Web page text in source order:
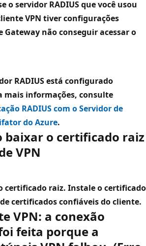
o servidor RADIUS que você usou
VPN tiver configurações
Gateway não conseguir acessar o
RADIUS está configurado
mais informações, consulte
RADIUS com o Servidor de
do Azure.
baixar o certificado raiz
VPN
certificado raiz. Instale o certificado
certificados confiáveisdo cliente.
VPN: a conexão
feita porque a